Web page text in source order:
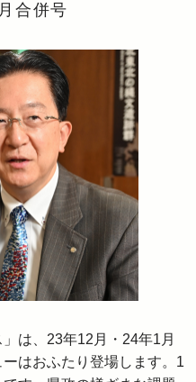
合併号
は、23年12月・24年1月
はおふたり登場します。1